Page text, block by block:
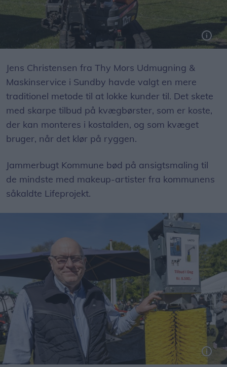
Jens Christensen fra Thy Mors Udmugning &
Maskinservice i Sundby havde valgt en mere
traditionel metode til at lokke kunder til. Det skete
med skarpe tilbud på kvægbørster, som er koste,
der kan monteres i kostalden, og som kvæget
bruger, når det klør på ryggen.
Jammerbugt Kommune bød på ansigtsmaling til
de mindste med makeup-artister fra kommunens
såkaldte Lifeprojekt.